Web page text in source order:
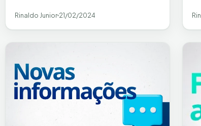
Rinaldo Junior 21/02/2024